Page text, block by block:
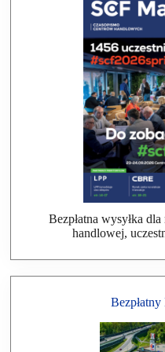
Bezpłatna wysyłka
handlowej,